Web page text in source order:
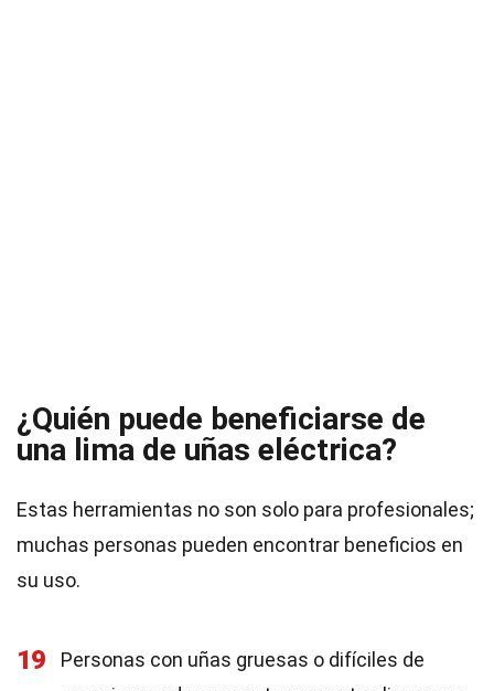
¿Quién puede beneficiarse de
una lima de uñas eléctrica?
Estas herramientas no son solo para profesionales;
muchas personas pueden encontrar beneficios en
su uso.
19
Personas con uñas gruesas o difíciles de